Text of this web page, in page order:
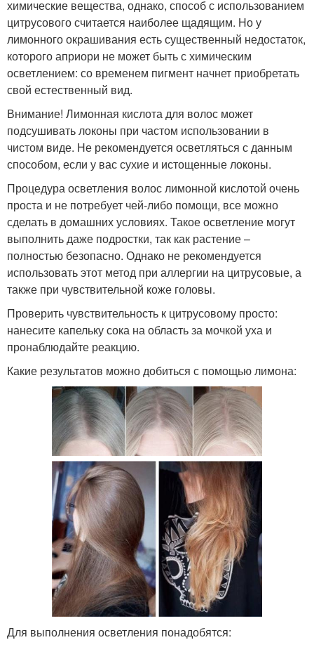
химические вещества, однако, способ с использованием
цитрусового считается наиболее щадящим. Но у
лимонного окрашивания есть существенный недостаток,
которого априори не может быть с химическим
осветлением: со временем пигмент начнет приобретать
свой естественный вид.
Внимание! Лимонная кислота для волос может
подсушивать локоны при частом использовании в
чистом виде. Не рекомендуется осветляться с данным
способом, если у вас сухие и истощенные локоны.
Процедура осветления волос лимонной кислотой очень
проста и не потребует чей-либо помощи, все можно
сделать в домашних условиях. Такое осветление могут
выполнить даже подростки, так как растение –
полностью безопасно. Однако не рекомендуется
использовать этот метод при аллергии на цитрусовые, а
также при чувствительной коже головы.
Проверить чувствительность к цитрусовому просто:
нанесите капельку сока на область за мочкой уха и
пронаблюдайте реакцию.
Какие результатов можно добиться с помощью лимона:
Для выполнения осветления понадобятся: